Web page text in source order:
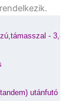
- 3,8
utánfutó